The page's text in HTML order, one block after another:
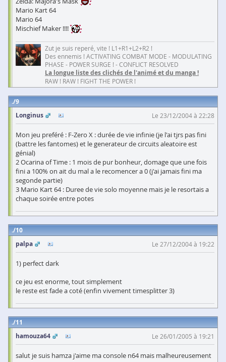
Mario Kart 64
Mario 64
Mischief Maker !!!!
Zut je suis reperé, vite ! L1+R1+L2+R2 !
Des ennemis ! ACTIVATING COMBAT MODE - MODULATING
PHASE - POWER SURGE ! - CONFLICT RESOLVED
La longue liste des clichés de l'animé et du manga !
RAW ! RAW ! FIGHT THE POWER !
9
Longinus
Le 23/12/2004 à 22:28
Mon jeu preféré : F-Zero X : durée de vie infinie (je l'ai tjrs pas fini
(battre les fantomes) et le generateur de circuits aleatoire est
génial)
2 Ocarina of Time : 1 mois de pur bonheur, domage que une fois
fini a 100% on ait du mal a le recomencer a 0 (j'ai jamais fini ma
segonde partie)
3 Mario Kart 64 : Duree de vie solo moyenne mais je le resortais a
chaque soirée entre potes
10
palpa
Le 27/12/2004 à 19:22
1) perfect dark
ce jeu est enorme, tout simplement
le reste est fade a coté (enfin vivement timesplitter 3)
11
hamouza64
Le 26/01/2005 à 19:21
salut je suis hamza j'aime ma console n64 mais malheureusement